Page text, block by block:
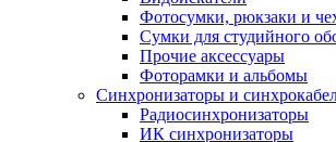
Фотосумки, рюкзаки и
Сумки для студийного
Прочие аксессуары
Фоторамки и альбомы
Синхронизаторы и
Радиосинхронизаторы
ИК синхронизаторы